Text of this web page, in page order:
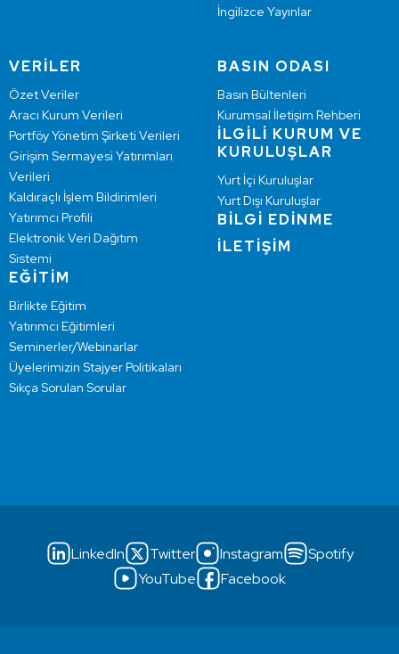
İngilizce Yayınlar
VERİLER
Özet Veriler
Aracı Kurum Verileri
Portföy Yönetim Şirketi Verileri
Girişim Sermayesi Yatırımları
Verileri
Kaldıraçlı İşlem Bildirimleri
Yatırımcı Profili
Elektronik Veri Dağıtım
Sistemi
EĞİTİM
Birlikte Eğitim
Yatırımcı Eğitimleri
Seminerler/Webinarlar
Üyelerimizin Stajyer Politikaları
Sıkça Sorulan Sorular
BASIN ODASI
Basın Bültenleri
Kurumsal İletişim Rehberi
İLGİLİ KURUM VE
KURULUŞLAR
Yurt İçi Kuruluşlar
Yurt Dışı Kuruluşlar
BİLGİ EDİNME
İLETİŞİM
LinkedIn Twitter Instagram
Spotify
YouTube
Facebook